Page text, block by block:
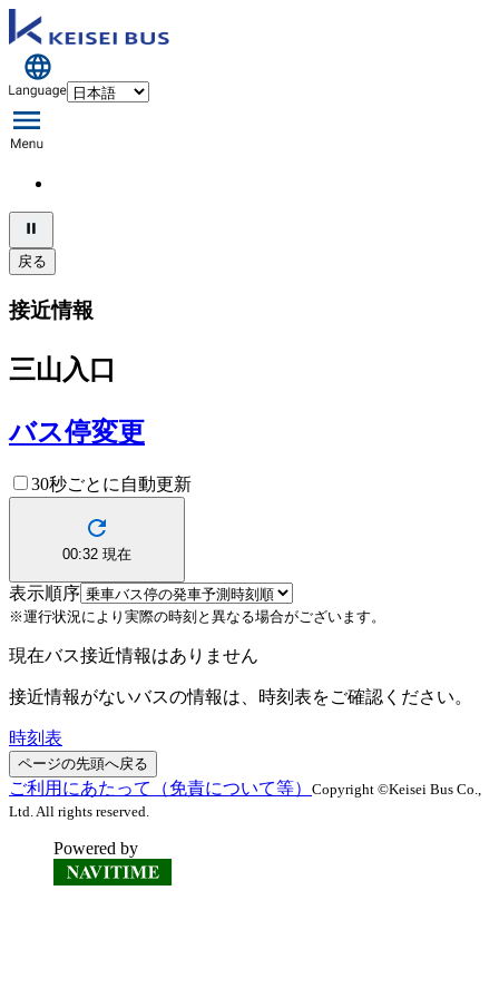
戻る
接近情報
三山入口
バス停変更
30秒ごとに自動更新
00:32 現在
表示順序
※運行状況により実際の時刻と異なる場合がございます。
現在バス接近情報はありません
接近情報がないバスの情報は、時刻表をご確認ください。
時刻表
ページの先頭へ戻る
ご利用にあたって（免責について等） Copyright ©Keisei Bus Co.,
Ltd. All rights reserved.
Powered by